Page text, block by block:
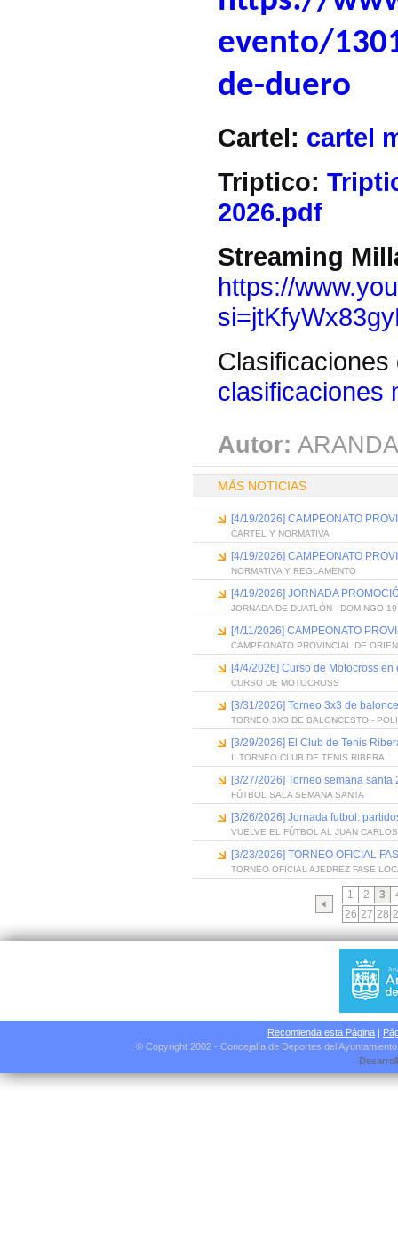
evento/
de-duero
Cartel: cartel
Triptico:
2026.pdf
Streaming
https://
clasificaciones
Autor:
MÁS NOTICIAS
[4/19/2026] CAMPEONATO
CARTEL Y NORMATIVA
[4/19/2026] CAMPEONATO
NORMATIVA Y REGLAMENTO
[4/19/2026] JORNADA
JORNADA DE DUATLÓN - DOMINGO
[4/11/2026] CAMPEONATO
CAMPEONATO PROVINCIAL DE
[4/4/2026] Curso de Motocross
CURSO DE MOTOCROSS
[3/31/2026] Torneo 3x3 de
TORNEO 3X3 DE BALONCESTO -
[3/29/2026] El Club de Tenis
II TORNEO CLUB DE TENIS RIBERA
[3/27/2026] Torneo semana
FÚTBOL SALA SEMANA SANTA
[3/26/2026] Jornada futbol:
VUELVE EL FÚTBOL AL JUAN
[3/23/2026] TORNEO OFICIAL
TORNEO OFICIAL AJEDREZ FASE
1 2 3
26 27 28
Recomienda esta Página |
© Copyright 2002 - Concejalía de Deportes del